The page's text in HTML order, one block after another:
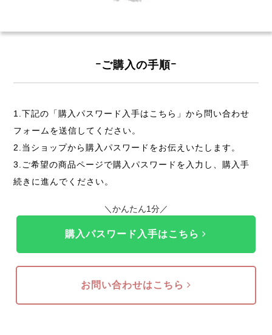
ｰご購入の手順ｰ
1.下記の「購入パスワード入手はこちら」から問い合わせ
フォームを送信してください。
2.当ショップから購入パスワードをお伝えいたします。
3.ご希望の商品ページで購入パスワードを入力し、購入手
続きに進んでください。
＼かんたん1分／
購入パスワード入手はこちら
お問い合わせはこちら